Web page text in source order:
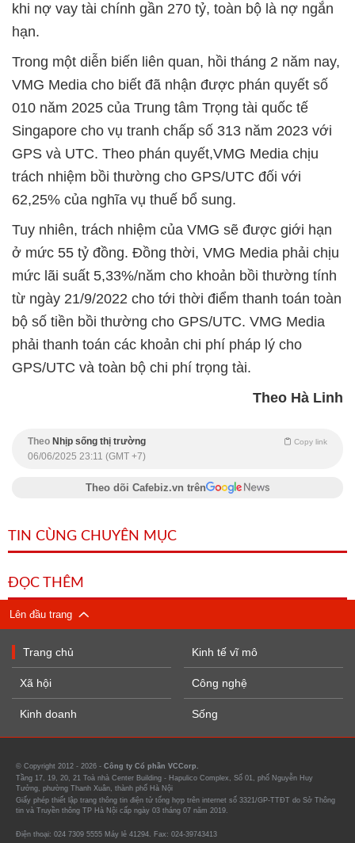
khi nợ vay tài chính gần 270 tỷ, toàn bộ là nợ ngắn
hạn.
Trong một diễn biến liên quan, hồi tháng 2 năm nay,
VMG Media cho biết đã nhận được phán quyết số
010 năm 2025 của Trung tâm Trọng tài quốc tế
Singapore cho vụ tranh chấp số 313 năm 2023 với
GPS và UTC. Theo phán quyết,VMG Media chịu
trách nhiệm bồi thường cho GPS/UTC đối với
62,25% của nghĩa vụ thuế bổ sung.
Tuy nhiên, trách nhiệm của VMG sẽ được giới hạn
ở mức 55 tỷ đồng. Đồng thời, VMG Media phải chịu
mức lãi suất 5,33%/năm cho khoản bồi thường tính
từ ngày 21/9/2022 cho tới thời điểm thanh toán toàn
bộ số tiền bồi thường cho GPS/UTC. VMG Media
phải thanh toán các khoản chi phí pháp lý cho
GPS/UTC và toàn bộ chi phí trọng tài.
Theo Hà Linh
Theo Nhịp sống thị trường Copy link
06/06/2025 23:11 (GMT +7)
Theo dõi Cafebiz.vn trên
TIN CÙNG CHUYÊN MỤC
ĐỌC THÊM
Lên đầu trang
Trang chủ
Xã hội
Kinh doanh
Kinh tế vĩ mô
Công nghệ
Sống
© Copyright 2012 - 2026 - Công ty Cổ phần VCCorp.
Tầng 17, 19, 20, 21 Toà nhà Center Building - Hapulico Complex, Số 01, phố Nguyễn Huy
Tưởng, phường Thanh Xuân, thành phố Hà Nội
Giấy phép thiết lập trang thông tin điện tử tổng hợp trên internet số 3321/GP-TTĐT do Sở Thông
tin và Truyền thông TP Hà Nội cấp ngày 03 tháng 07 năm 2019.
Điện thoại: 024 7309 5555 Máy lẻ 41294. Fax: 024-39743413